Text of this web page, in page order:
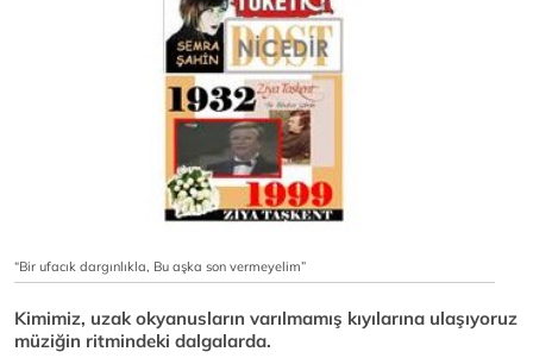
“Bir ufacık dargınlıkla, Bu aşka son vermeyelim”
Kimimiz, uzak okyanusların varılmamış kıyılarına ulaşıyoruz
müziğin ritmindeki dalgalarda.